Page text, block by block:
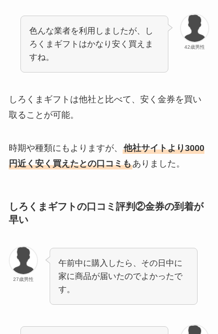
42歳男性
色んな業者を利用しましたが、し
ろくまギフトはかなり安く買えま
すね。
しろくまギフトは他社と比べて、安く金券を買い
取ることが可能。
時期や種類にもよりますが、 他社サイトより3000
円近く安く買えたとの口コミもありました。
しろくまギフトの口コミ評判②金券の到着が
早い
27歳男性
午前中に購入したら、その日中に
家に商品が届いたのでよかったで
す。